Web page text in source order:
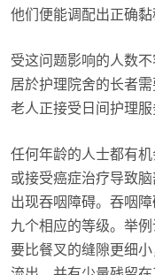
他们便能调配出正确黏
受这问题影响的人数
居於护理院舍的长者
老人正接受日间护理服
任何年龄的人士都有
或接受癌症治疗导致
出现吞咽障碍。吞咽
九个相应的等级。举
要比餐叉的缝隙更细